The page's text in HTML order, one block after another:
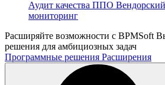
Аудит качества ППО
мониторинг
Расширяйте возможности с BPMSoft
решения для амбициозных задач
Программные решения Расширения